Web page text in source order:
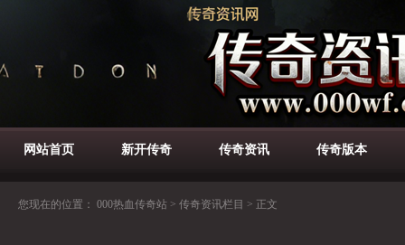
网站首页 新开传奇 传奇资讯 传奇版本
您现在的位置： 000热血传奇站 > 传奇资讯栏目 > 正文